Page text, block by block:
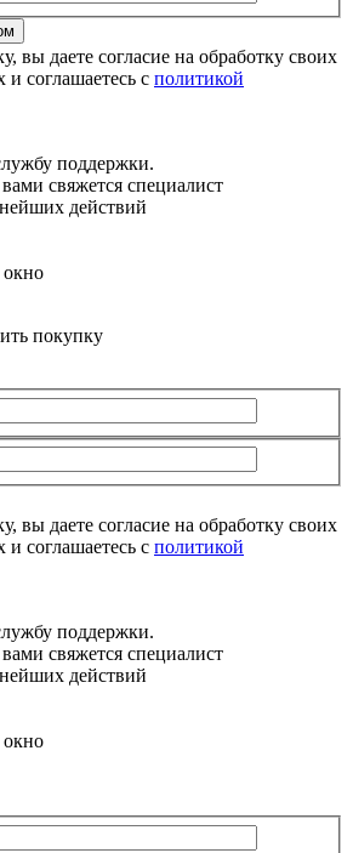
вы даете согласие на обработку своих
соглашаетесь с политикой
поддержки.
свяжется специалист
действий
покупку
вы даете согласие на обработку своих
соглашаетесь с политикой
поддержки.
свяжется специалист
действий